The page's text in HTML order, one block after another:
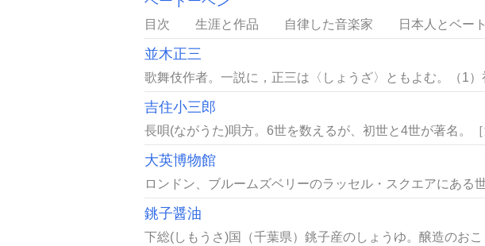
目次 生涯と作品 自律した音楽家 日本人とベートー
並木正三
歌舞伎作者。一説に，正三は〈しょうざ〉ともよむ。（1
吉住小三郎
長唄(ながうた)唄方。6世を数えるが、初世と4世が著名。
大英博物館
ロンドン、ブルームズベリーのラッセル・スクエアにあ
銚子醤油
下総(しもうさ)国（千葉県）銚子産のしょうゆ。醸造のお